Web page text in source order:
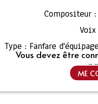
Compositeur :
Voix
Type : Fanfare
Vous devez être
ME